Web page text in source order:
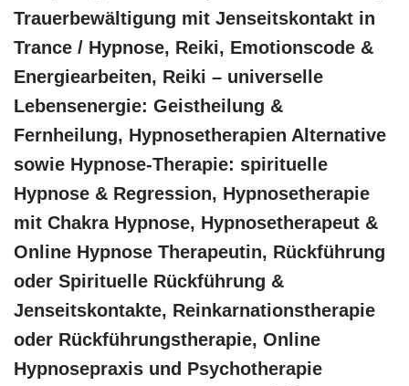
Trauerbewältigung mit Jenseitskontakt in
Trance / Hypnose, Reiki, Emotionscode &
Energiearbeiten, Reiki – universelle
Lebensenergie: Geistheilung &
Fernheilung, Hypnosetherapien Alternative
sowie Hypnose-Therapie: spirituelle
Hypnose & Regression, Hypnosetherapie
mit Chakra Hypnose, Hypnosetherapeut &
Online Hypnose Therapeutin, Rückführung
oder Spirituelle Rückführung &
Jenseitskontakte, Reinkarnationstherapie
oder Rückführungstherapie, Online
Hypnosepraxis und Psychotherapie